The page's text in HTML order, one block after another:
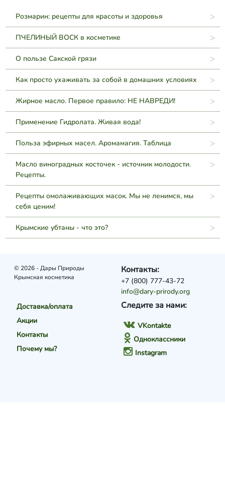
Розмарин: рецепты для красоты и здоровья
ПЧЕЛИНЫЙ ВОСК в косметике
О пользе Сакской грязи
Как просто ухаживать за собой в домашних условиях
Жирное масло. Первое правило: НЕ НАВРЕДИ!
Применение Гидролата. Живая вода!
Польза эфирных масел. Аромамагия. Таблица
Масло виноградных косточек - источник молодости.
Рецепты.
Рецепты омолаживающих масок. Мы не ленимся, мы
себя ценим!
Крымские убтаны - что это?
© 2026 - Дары Природы
Крымская косметика
Доставка/оплата
Акции
Контакты
Почему мы?
Следите за нами:
VKontakte
Одноклассники
Instagram
Контакты:
+7 (800) 777-43-72
info@dary-prirody.org